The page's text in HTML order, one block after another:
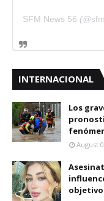
SFM News 56 (@
INTERNACIONAL
Los
August